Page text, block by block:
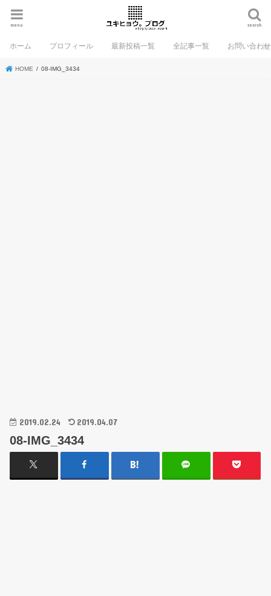
search
menu
ホーム プロフィール 最新投稿一覧 全記事一覧 お問い合わせ
HOME 08-IMG_3434
2019.02.24 2019.04.07
08-IMG_3434